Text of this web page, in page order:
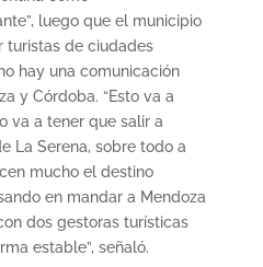
luego que el municipio
turistas de ciudades
hay una comunicación
y Córdoba. “Esto va a
va a tener que salir a
La Serena, sobre todo a
mucho el destino
en mandar a Mendoza
dos gestoras turísticas
estable”, señaló.